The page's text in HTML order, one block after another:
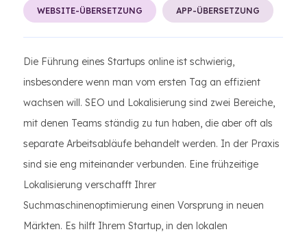
WEBSITE-ÜBERSETZUNG APP-ÜBERSETZUNG
Die Führung eines Startups online ist schwierig,
insbesondere wenn man vom ersten Tag an effizient
wachsen will. SEO und Lokalisierung sind zwei Bereiche,
mit denen Teams ständig zu tun haben, die aber oft als
separate Arbeitsabläufe behandelt werden. In der Praxis
sind sie eng miteinander verbunden. Eine frühzeitige
Lokalisierung verschafft Ihrer
Suchmaschinenoptimierung einen Vorsprung in neuen
Märkten. Es hilft Ihrem Startup, in den lokalen